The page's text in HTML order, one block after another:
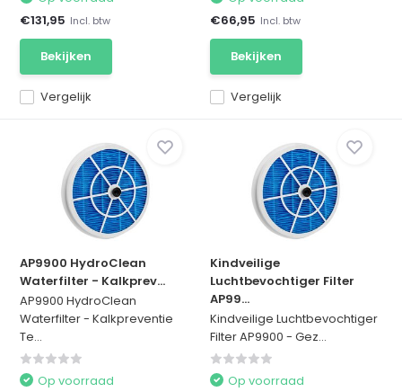
Vergelijk
€131,95 Incl. btw
Bekijken
Vergelijk
€66,95 Incl. btw
Bekijken
AP9900 HydroClean
Waterfilter - Kalkprev...
AP9900 HydroClean
Waterfilter - Kalkpreventie
Te...
Op voorraad
Kindveilige
Luchtbevochtiger Filter
AP99...
Kindveilige Luchtbevochtiger
Filter AP9900 - Gez...
Op voorraad